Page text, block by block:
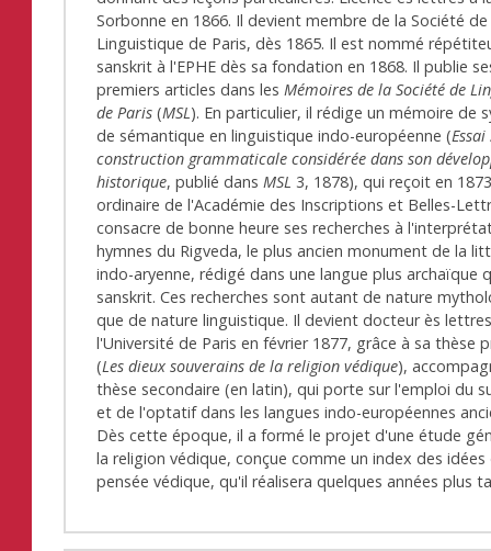
Sorbonne en 1866. Il devient membre de la Société de
Linguistique de Paris, dès 1865. Il est nommé
sanskrit à l'EPHE dès sa fondation en 1868. Il publie
premiers articles dans lesMémoires de la Société de
de Paris (MSL). En particulier, il rédige un mémoire de
de sémantique en linguistique indo-européenne (
construction grammaticale considérée dans son
historique, publié dansMSL 3, 1878), qui reçoit en
ordinaire de l'Académie des Inscriptions et Belles-
consacre de bonne heure ses recherches à
hymnes du Rigveda, le plus ancien monument de la
indo-aryenne, rédigé dans une langue plus archaïque
sanskrit. Ces recherches sont autant de nature
que de nature linguistique. Il devient docteur ès
l'Université de Paris en février 1877, grâce à sa thèse
(Les dieux souverains de la religion védique),
thèse secondaire (en latin), qui porte sur l'emploi du
et de l'optatif dans les langues indo-européennes
Dès cette époque, il a formé le projet d'une étude
la religion védique, conçue comme un index des idées
pensée védique, qu'il réalisera quelques années plus